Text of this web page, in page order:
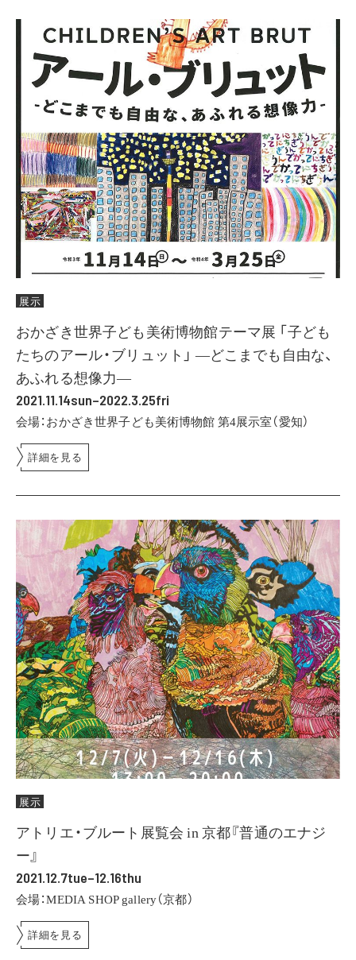
展示
おかざき世界子ども美術博物館テーマ展 「子ども
たちのアール・ブリュット」 ―どこまでも自由な、
あふれる想像力―
2021.11.14sun–2022.3.25fri
会場：おかざき世界子ども美術博物館 第4展示室（愛知）
詳細を見る
展示
アトリエ・ブルート展覧会 in 京都『普通のエナジ
ー』
2021.12.7tue–12.16thu
会場：MEDIA SHOP gallery（京都）
詳細を見る